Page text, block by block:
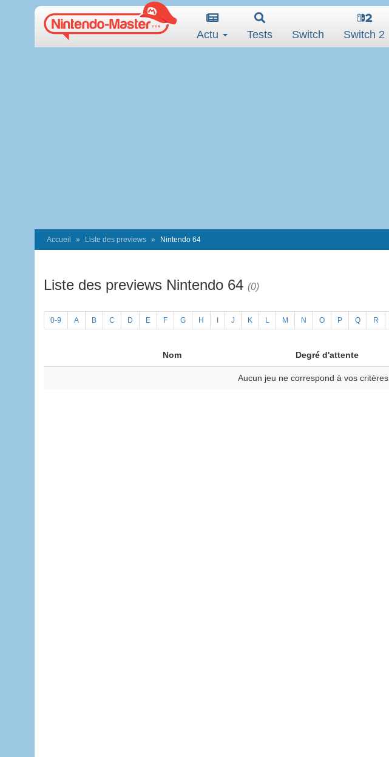
Actu Tests Switch Switch 2
Accueil Liste des previews Nintendo 64
Liste des previews Nintendo 64 (0)
0-9 A B C D E F G H J K L M N O P Q R
Nom Degré d'attente
Aucun jeu ne correspond à vos critères.